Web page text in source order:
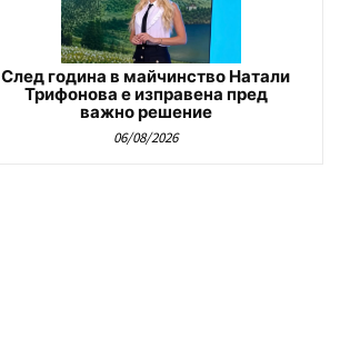
След година в майчинство Натали
Трифонова е изправена пред
важно решение
06/08/2026